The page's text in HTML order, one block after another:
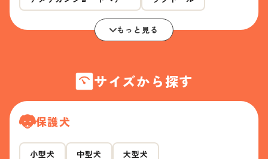
もっと見る
サイズから探す
保護犬
小型犬 中型犬 大型犬